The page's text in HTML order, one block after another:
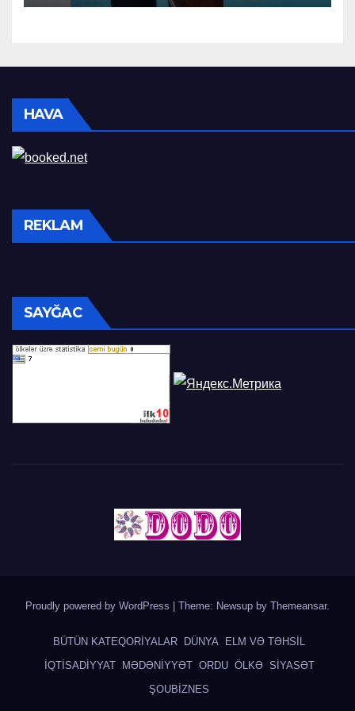
HAVA
REKLAM
SAYĞAC
Proudly powered by WordPress Theme: Newsup by Themeansar.
BÜTÜN KATEQORİYALAR DÜNYA
ELM VƏ TƏHSİL
İQTİSADİYYAT
MƏDƏNİYYƏT ORDU ÖLKƏ SİYASƏT
ŞOUBİZNES